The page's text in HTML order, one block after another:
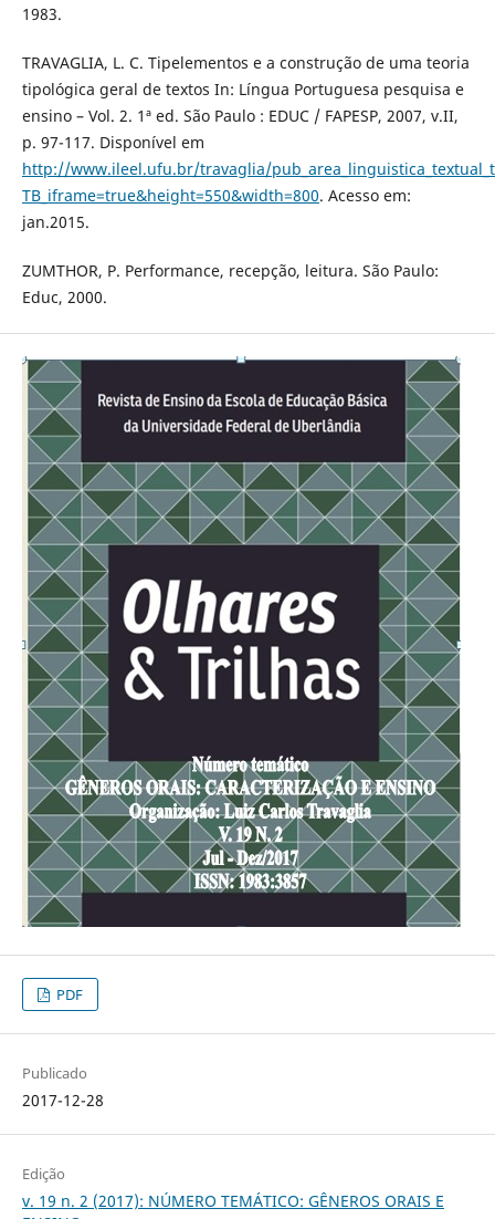
1983.
TRAVAGLIA, L. C. Tipelementos e a construção de uma teoria
tipológica geral de textos In: Língua Portuguesa pesquisa e
ensino – Vol. 2. 1ª ed. São Paulo : EDUC / FAPESP, 2007, v.II,
p. 97-117. Disponível em
http://www.ileel.ufu.br/travaglia/
TB_iframe=true&height=550&width=800. Acesso em:
jan.2015.
ZUMTHOR, P. Performance, recepção, leitura. São Paulo:
Educ, 2000.
PDF
Publicado
2017-12-28
Edição
v. 19 n. 2 (2017): NÚMERO TEMÁTICO: GÊNEROS ORAIS E